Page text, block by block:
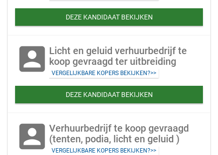
DEZE KANDIDAAT BEKIJKEN
account_box Licht en geluid verhuurbedrijf te
koop gevraagd ter uitbreiding
VERGELIJKBARE KOPERS BEKIJKEN?>>
DEZE KANDIDAAT BEKIJKEN
account_box Verhuurbedrijf te koop gevraagd
(tenten, podia, licht en geluid )
VERGELIJKBARE KOPERS BEKIJKEN?>>